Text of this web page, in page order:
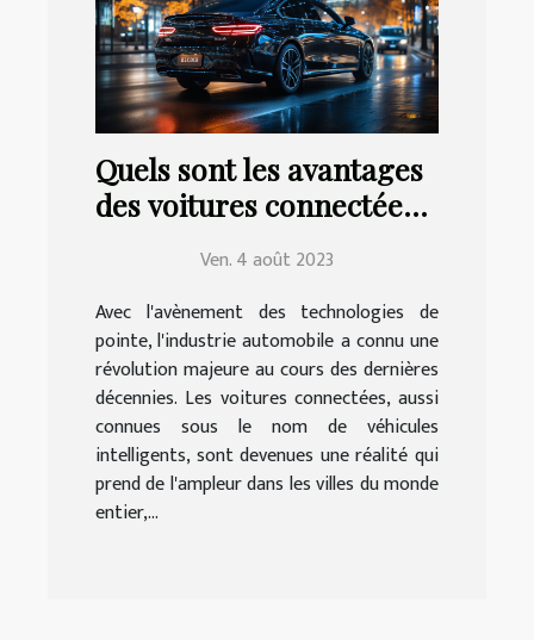
Quels sont les avantages
des voitures connectées
Ven. 4 août 2023
Avec l'avènement des technologies de
pointe, l'industrie automobile a connu une
révolution majeure au cours des dernières
décennies. Les voitures connectées, aussi
connues sous le nom de véhicules
intelligents, sont devenues une réalité qui
prend de l'ampleur dans les villes du monde
entier,...